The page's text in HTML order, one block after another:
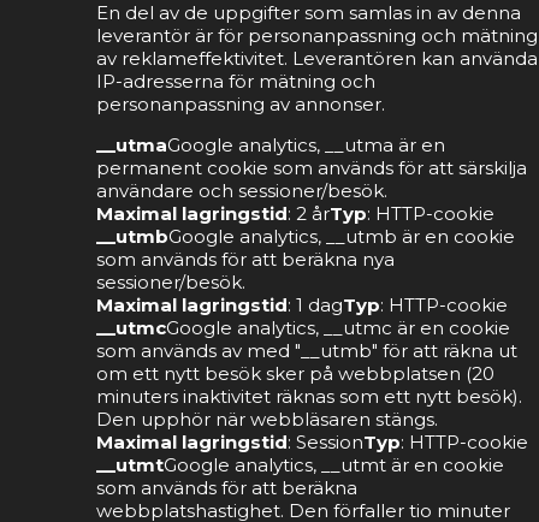
En del av de uppgifter som samlas in av denna
leverantör är för personanpassning och mätning
av reklameffektivitet. Leverantören kan använda
IP-adresserna för mätning och
personanpassning av annonser.
__utmaGoogle analytics, __utma är en
permanent cookie som används för att särskilja
användare och sessioner/besök.
Maximal lagringstid: 2 årTyp: HTTP-cookie
__utmbGoogle analytics, __utmb är en cookie
som används för att beräkna nya
sessioner/besök.
Maximal lagringstid: 1 dagTyp: HTTP-cookie
__utmcGoogle analytics, __utmc är en cookie
som används av med "__utmb" för att räkna ut
om ett nytt besök sker på webbplatsen (20
minuters inaktivitet räknas som ett nytt besök).
Den upphör när webbläsaren stängs.
Maximal lagringstid: SessionTyp: HTTP-cookie
__utmtGoogle analytics, __utmt är en cookie
som används för att beräkna
webbplatshastighet. Den förfaller tio minuter